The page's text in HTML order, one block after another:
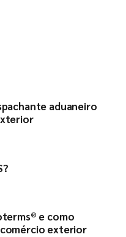
aduaneiro
e como
exterior